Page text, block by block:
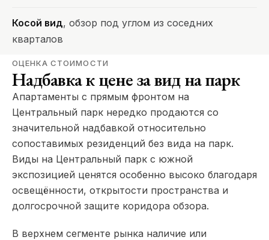
Косой вид, обзор под углом из соседних
кварталов
ОЦЕНКА СТОИМОСТИ
Надбавка к цене за вид на парк
Апартаменты с прямым фронтом на
Центральный парк нередко продаются со
значительной надбавкой относительно
сопоставимых резиденций без вида на парк.
Виды на Центральный парк с южной
экспозицией ценятся особенно высоко благодаря
освещённости, открытости пространства и
долгосрочной защите коридора обзора.
В верхнем сегменте рынка наличие или